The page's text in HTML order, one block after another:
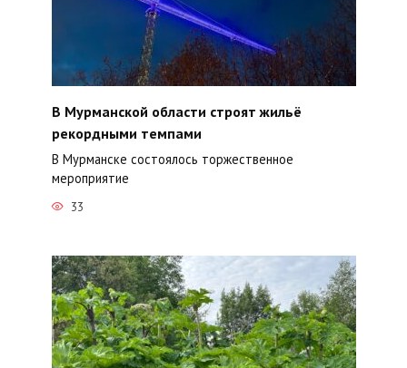
В Мурманской области строят жильё
рекордными темпами
В Мурманске состоялось торжественное
мероприятие
33